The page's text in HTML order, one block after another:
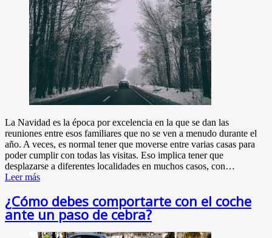
La Navidad es la época por excelencia en la que se dan las
reuniones entre esos familiares que no se ven a menudo durante el
año. A veces, es normal tener que moverse entre varias casas para
poder cumplir con todas las visitas. Eso implica tener que
desplazarse a diferentes localidades en muchos casos, con…
Leer más
¿Cómo debes comportarte con el coche
ante un paso de cebra?